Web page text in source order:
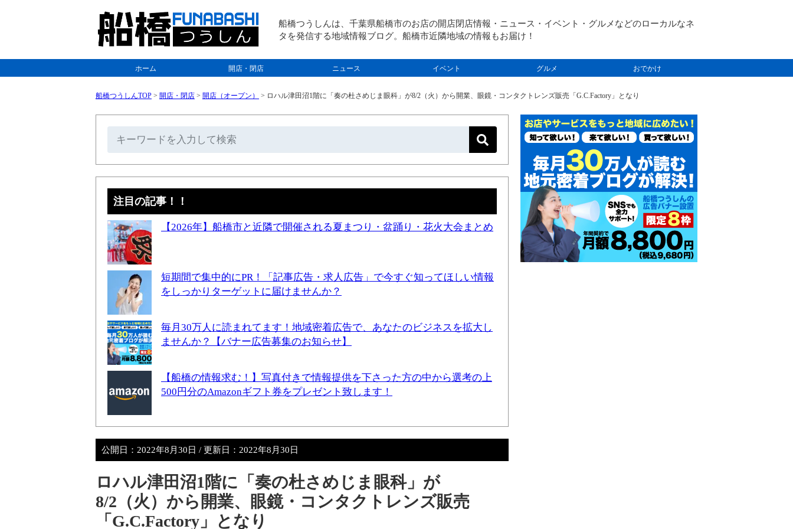
船橋つうしんは、千葉県船橋市のお店の開店閉店情報・ニュース・イベント・グルメなどのローカルなネ
タを発信する地域情報ブログ。船橋市近隣地域の情報もお届け！
ホーム 開店・閉店 ニュース イベント グルメ おでかけ
船橋つうしんTOP > 開店・閉店 > 開店（オープン） > ロハル津田沼1階に「奏の杜さめじま眼科」が8/2（火）から開業、眼鏡・コンタクトレンズ販売「G.C.Factory」となり
注目の記事！！
【2026年】船橋市と近隣で開催される夏まつり・盆踊り・花火大会まとめ
短期間で集中的にPR！「記事広告・求人広告」で今すぐ知ってほしい情報
をしっかりターゲットに届けませんか？
毎月30万人に読まれてます！地域密着広告で、あなたのビジネスを拡大し
ませんか？【バナー広告募集のお知らせ】
【船橋の情報求む！】写真付きで情報提供を下さった方の中から選考の上
500円分のAmazonギフト券をプレゼント致します！
公開日： 2022年8月30日 / 更新日： 2022年8月30日
ロハル津田沼1階に「奏の杜さめじま眼科」が
8/2（火）から開業、眼鏡・コンタクトレンズ販売
「G.C.Factory」となり